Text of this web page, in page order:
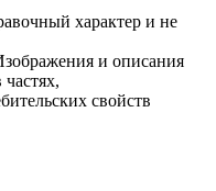
характер и не
и описания
свойств